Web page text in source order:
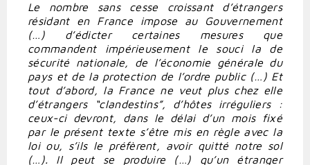
Le nombre sans cesse croissant d’étrangers
résidant en France impose au Gouvernement
(…) d’édicter certaines mesures que
commandent impérieusement le souci la de
sécurité nationale, de l’économie générale du
pays et de la protection de l’ordre public (…) Et
tout d’abord, la France ne veut plus chez elle
d’étrangers “clandestins”, d’hôtes irréguliers :
ceux-ci devront, dans le délai d’un mois fixé
par le présent texte s’être mis en règle avec la
loi ou, s’ils le préfèrent, avoir quitté notre sol
(…). Il peut se produire (…) qu’un étranger